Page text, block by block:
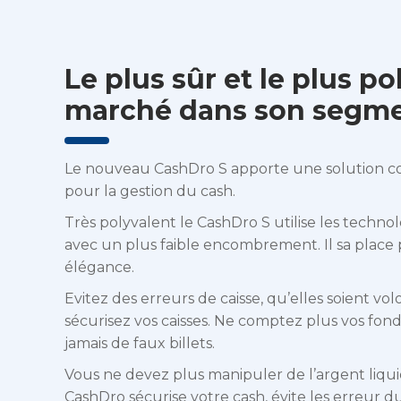
Le plus sûr et le plus
marché dans son
Le nouveau CashDro S apporte une solution
pour la gestion du cash.
Très polyvalent le CashDro S utilise les
avec un plus faible encombrement. Il sa
élégance.
Evitez des erreurs de caisse, qu’elles soient
sécurisez vos caisses. Ne comptez plus vos
jamais de faux billets.
Vous ne devez plus manipuler de l’argent
CashDro sécurise votre cash, évite les erreur